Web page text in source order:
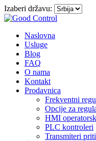
Izaberi državu:
Naslovna
Usluge
Blog
FAQ
O nama
Kontakt
Prodavnica
Frekventni
Opcije za
HMI
PLC kontroleri
Transmiteri